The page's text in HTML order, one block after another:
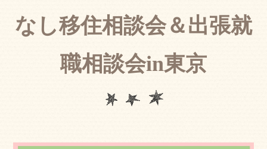
なし移住相談会＆出張就
職相談会in東京